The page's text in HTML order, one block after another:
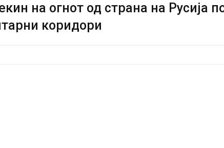
на огнот од страна на Русија
коридори
Горат Парос, Андрос, Калимнос, Крит, …